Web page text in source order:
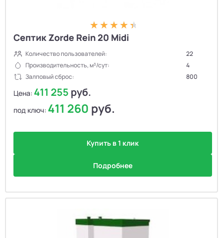
Септик Zorde Rein 20 Midi
Количество пользователей:
22
Производительность, м³/сут:
4
Залповый сброс:
800
Цена: 411 255 руб.
под ключ: 411 260 руб.
Купить в 1 клик
Подробнее